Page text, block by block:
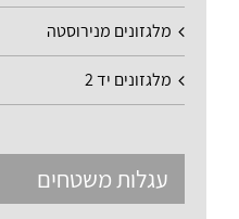
מלגזונים מנירוסטה
מלגזונים יד 2
עגלות משטחים